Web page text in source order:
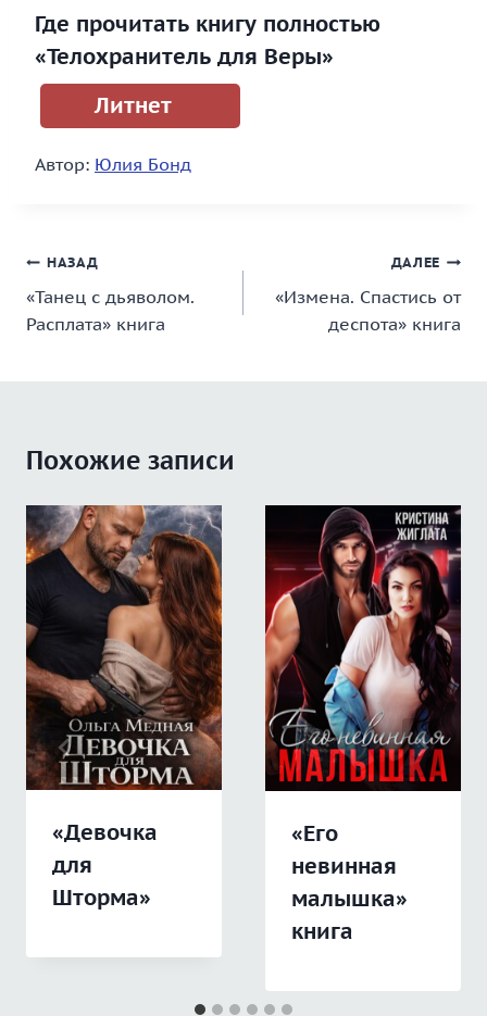
Где прочитать книгу полностью
«Телохранитель для Веры»
Литнет
Автор: Юлия Бонд
Навигация
по
записям
НАЗАД
«Танец с дьяволом.
Расплата» книга
ДАЛЕЕ
«Измена. Спастись от
деспота» книга
Похожие записи
«Девочка
для
Шторма»
«Его
невинная
малышка»
книга